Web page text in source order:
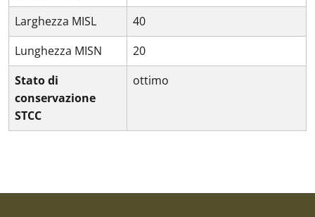
Larghezza MISL
40
Lunghezza MISN
20
Stato di
conservazione
STCC
ottimo